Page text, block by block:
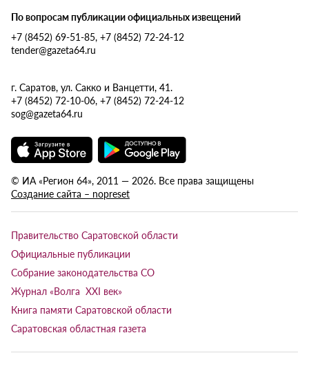
По вопросам публикации официальных извещений
+7 (8452) 69-51-85, +7 (8452) 72-24-12
tender@gazeta64.ru
г. Саратов, ул. Сакко и Ванцетти, 41.
+7 (8452) 72-10-06, +7 (8452) 72-24-12
sog@gazeta64.ru
© ИА «Регион 64», 2011 — 2026. Все права защищены
Создание сайта – nopreset
Правительство Саратовской области
Официальные публикации
Собрание законодательства СО
Журнал «Волга XXI век»
Книга памяти Саратовской области
Саратовская областная газета